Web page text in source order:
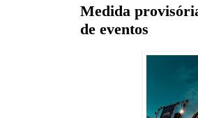
Medida
de eventos